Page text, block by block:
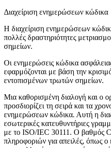
Διαχείριση ενημερώσεων κώδικα
Η διαχείριση ενημερώσεων
πολλές δραστηριότητες
σημείων.
Οι ενημερώσεις κώδικα
εφαρμόζονται με βάση την
εντοπισμένων τρωτών σημείων.
Μια καθορισμένη διαλογή και ο
προσδιορίζει τη σειρά και τα
ενημερώσεων κώδικα. Αυτή η
εσωτερικές κατευθυντήριες
με το ISO/IEC 30111. Ο βαθμός
πληροφοριών για απειλές, όπως